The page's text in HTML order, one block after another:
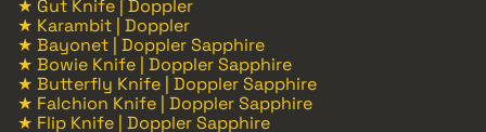
★ Gut Knife | Doppler
★ Karambit | Doppler
★ Bayonet | Doppler Sapphire
★ Bowie Knife | Doppler Sapphire
★ Butterfly Knife | Doppler Sapphire
★ Falchion Knife | Doppler Sapphire
★ Flip Knife | Doppler Sapphire